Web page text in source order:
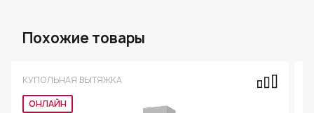
Похожие товары
КУПОЛЬНАЯ ВЫТЯЖКА
ОНЛАЙН